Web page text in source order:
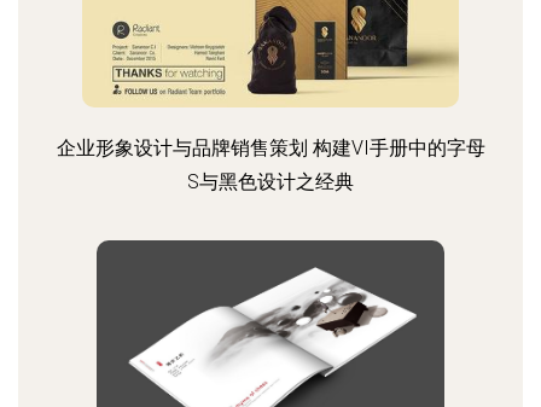
企业形象设计与品牌销售策划 构建VI手册中的字母
S与黑色设计之经典